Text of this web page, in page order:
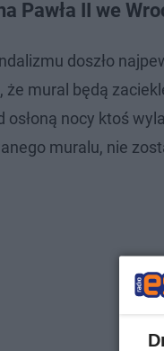
Pawła II we
doszło
że mural będą
osłoną nocy ktoś
muralu, nie